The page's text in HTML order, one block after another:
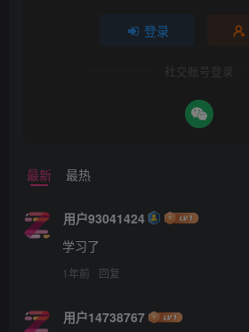
登录
社交账号登录
最新 最热
用户93041424
学习了
1年前 回复
用户14738767